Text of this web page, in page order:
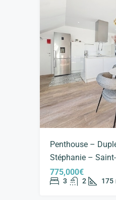
Penthouse –
Stéphanie –
775,000€
3 2 175